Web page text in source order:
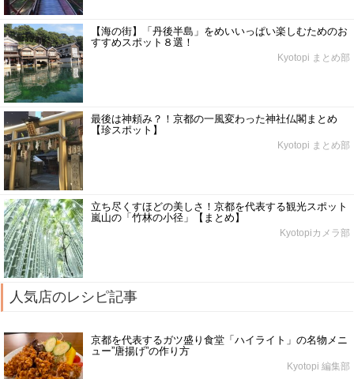
【海の街】「丹後半島」をめいいっぱい楽しむためのお
すすめスポット８選！
Kyotopi まとめ部
最後は神頼み？！京都の一風変わった神社仏閣まとめ
【珍スポット】
Kyotopi まとめ部
立ち尽くすほどの美しさ！京都を代表する観光スポット
嵐山の「竹林の小径」【まとめ】
Kyotopiカメラ部
人気店のレシピ記事
京都を代表するガツ盛り食堂「ハイライト」の名物メニ
ュー”唐揚げ”の作り方
Kyotopi 編集部